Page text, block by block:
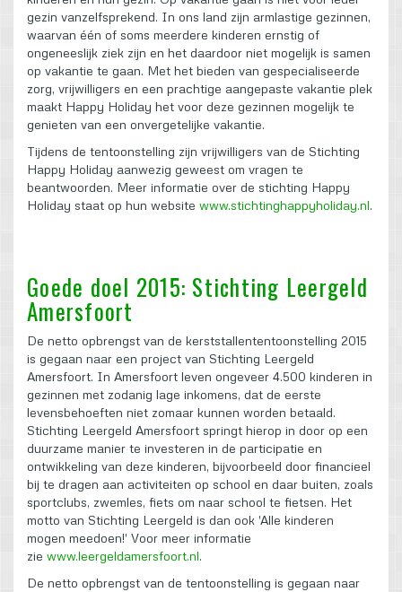
gezin vanzelfsprekend. In ons land zijn armlastige gezinnen,
waarvan één of soms meerdere kinderen ernstig of
ongeneeslijk ziek zijn en het daardoor niet mogelijk is samen
op vakantie te gaan. Met het bieden van gespecialiseerde
zorg, vrijwilligers en een prachtige aangepaste vakantie plek
maakt Happy Holiday het voor deze gezinnen mogelijk te
genieten van een onvergetelijke vakantie.
Tijdens de tentoonstelling zijn vrijwilligers van de Stichting
Happy Holiday aanwezig geweest om vragen te
beantwoorden. Meer informatie over de stichting Happy
Holiday staat op hun website www.stichtinghappyholiday.nl.
Goede doel 2015: Stichting Leergeld
Amersfoort
De netto opbrengst van de kerststallententoonstelling 2015
is gegaan naar een project van Stichting Leergeld
Amersfoort. In Amersfoort leven ongeveer 4.500 kinderen in
gezinnen met zodanig lage inkomens, dat de eerste
levensbehoeften niet zomaar kunnen worden betaald.
Stichting Leergeld Amersfoort springt hierop in door op een
duurzame manier te investeren in de participatie en
ontwikkeling van deze kinderen, bijvoorbeeld door financieel
bij te dragen aan activiteiten op school en daar buiten, zoals
sportclubs, zwemles, fiets om naar school te fietsen. Het
motto van Stichting Leergeld is dan ook 'Alle kinderen
mogen meedoen!' Voor meer informatie
zie www.leergeldamersfoort.nl.
De netto opbrengst van de tentoonstelling is gegaan naar